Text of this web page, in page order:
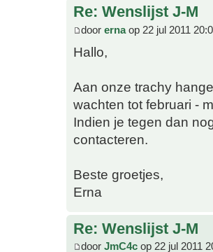
Re: Wenslijst J-M
door ernaop 22 jul 2011
Hallo,
Aan onze trachy
wachten tot februari -
Indien je tegen dan
contacteren.
Beste groetjes,
Erna
Re: Wenslijst J-M
door JmC4c op 22 jul 2011